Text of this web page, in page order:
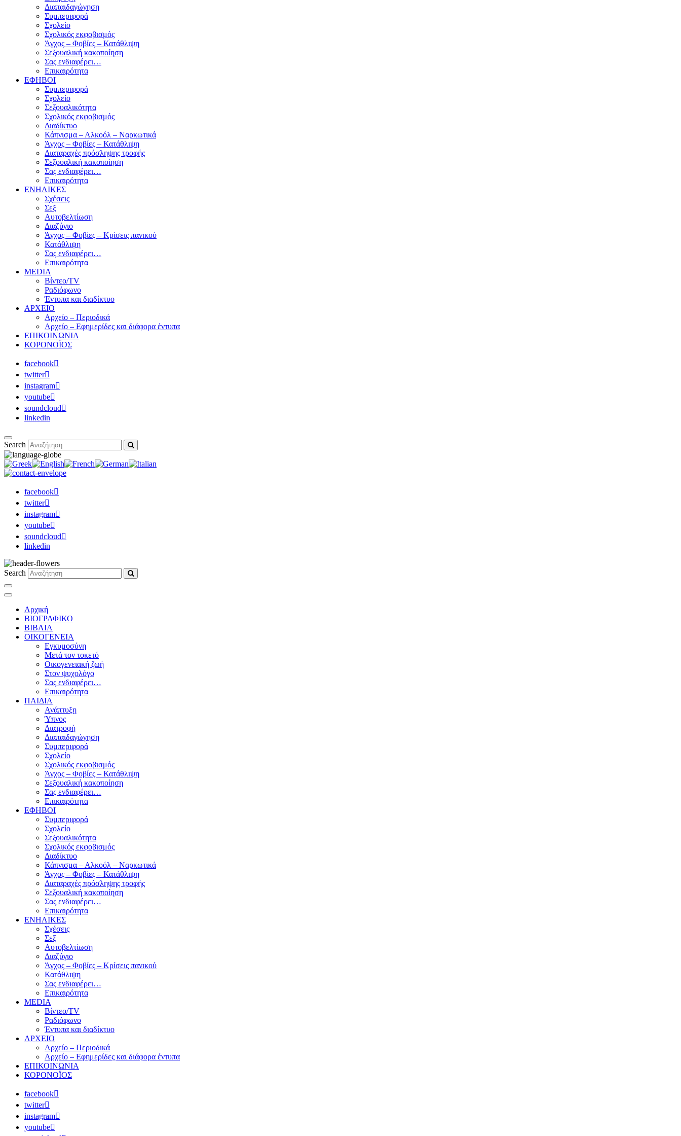
Διαπαιδαγώγηση
Συμπεριφορά
Σχολείο
Σχολικός εκφοβισμός
Άγχος – Φοβίες – Κατάθλιψη
Σεξουαλική κακοποίηση
Σας ενδιαφέρει…
Επικαιρότητα
ΕΦΗΒΟΙ
Συμπεριφορά
Σχολείο
Σεξουαλικότητα
Σχολικός εκφοβισμός
Διαδίκτυο
Κάπνισμα – Αλκοόλ – Ναρκωτικά
Άγχος – Φοβίες – Κατάθλιψη
Διαταραχές πρόσληψης τροφής
Σεξουαλική κακοποίηση
Σας ενδιαφέρει…
Επικαιρότητα
ΕΝΗΛΙΚΕΣ
Σχέσεις
Σεξ
Αυτοβελτίωση
Διαζύγιο
Άγχος – Φοβίες – Κρίσεις πανικού
Κατάθλιψη
Σας ενδιαφέρει…
Επικαιρότητα
MEDIA
Βίντεο/TV
Ραδιόφωνο
Έντυπα και διαδίκτυο
ΑΡΧΕΙΟ
Αρχείο – Περιοδικά
Αρχείο – Εφημερίδες και διάφορα έντυπα
ΕΠΙΚΟΙΝΩΝΙΑ
ΚΟΡΟΝΟΪΟΣ
facebook
twitter
instagram
youtube
soundcloud
linkedin
Search
facebook
twitter
instagram
youtube
soundcloud
linkedin
Search
Αρχική
ΒΙΟΓΡΑΦΙΚΟ
ΒΙΒΛΙΑ
ΟΙΚΟΓΕΝΕΙΑ
Εγκυμοσύνη
Μετά τον τοκετό
Οικογενειακή ζωή
Στον ψυχολόγο
Σας ενδιαφέρει…
Επικαιρότητα
ΠΑΙΔΙΑ
Ανάπτυξη
Ύπνος
Διατροφή
Διαπαιδαγώγηση
Συμπεριφορά
Σχολείο
Σχολικός εκφοβισμός
Άγχος – Φοβίες – Κατάθλιψη
Σεξουαλική κακοποίηση
Σας ενδιαφέρει…
Επικαιρότητα
ΕΦΗΒΟΙ
Συμπεριφορά
Σχολείο
Σεξουαλικότητα
Σχολικός εκφοβισμός
Διαδίκτυο
Κάπνισμα – Αλκοόλ – Ναρκωτικά
Άγχος – Φοβίες – Κατάθλιψη
Διαταραχές πρόσληψης τροφής
Σεξουαλική κακοποίηση
Σας ενδιαφέρει…
Επικαιρότητα
ΕΝΗΛΙΚΕΣ
Σχέσεις
Σεξ
Αυτοβελτίωση
Διαζύγιο
Άγχος – Φοβίες – Κρίσεις πανικού
Κατάθλιψη
Σας ενδιαφέρει…
Επικαιρότητα
MEDIA
Βίντεο/TV
Ραδιόφωνο
Έντυπα και διαδίκτυο
ΑΡΧΕΙΟ
Αρχείο – Περιοδικά
Αρχείο – Εφημερίδες και διάφορα έντυπα
ΕΠΙΚΟΙΝΩΝΙΑ
ΚΟΡΟΝΟΪΟΣ
facebook
twitter
instagram
youtube